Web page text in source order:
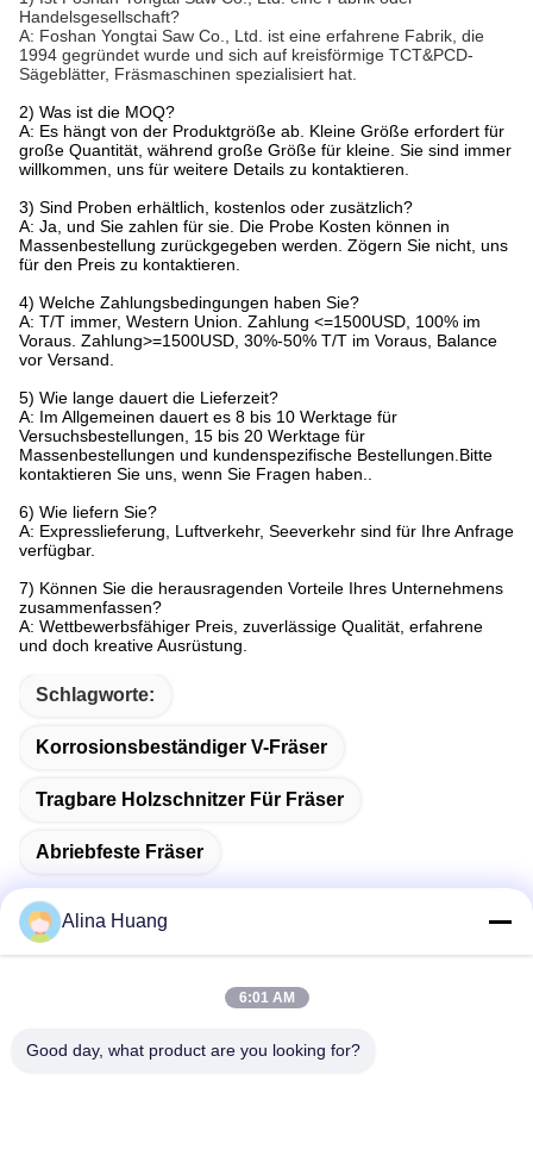
Handelsgesellschaft?
A: Foshan Yongtai Saw Co., Ltd. ist eine erfahrene Fabrik, die
1994 gegründet wurde und sich auf kreisförmige TCT&PCD-
Sägeblätter, Fräsmaschinen spezialisiert hat.
2) Was ist die MOQ?
A: Es hängt von der Produktgröße ab. Kleine Größe erfordert für
große Quantität, während große Größe für kleine. Sie sind immer
willkommen, uns für weitere Details zu kontaktieren.
3) Sind Proben erhältlich, kostenlos oder zusätzlich?
A: Ja, und Sie zahlen für sie. Die Probe Kosten können in
Massenbestellung zurückgegeben werden. Zögern Sie nicht, uns
für den Preis zu kontaktieren.
4) Welche Zahlungsbedingungen haben Sie?
A: T/T immer, Western Union. Zahlung <=1500USD, 100% im
Voraus. Zahlung>=1500USD, 30%-50% T/T im Voraus, Balance
vor Versand.
5) Wie lange dauert die Lieferzeit?
A: Im Allgemeinen dauert es 8 bis 10 Werktage für
Versuchsbestellungen, 15 bis 20 Werktage für
Massenbestellungen und kundenspezifische Bestellungen.Bitte
kontaktieren Sie uns, wenn Sie Fragen haben..
6) Wie liefern Sie?
A: Expresslieferung, Luftverkehr, Seeverkehr sind für Ihre Anfrage
verfügbar.
7) Können Sie die herausragenden Vorteile Ihres Unternehmens
zusammenfassen?
A: Wettbewerbsfähiger Preis, zuverlässige Qualität, erfahrene
und doch kreative Ausrüstung.
Schlagworte:
Korrosionsbeständiger V-Fräser
Tragbare Holzschnitzer Für Fräser
Abriebfeste Fräser
Schnelle Kontaktaufnahme
Anschrift
Alina Huang
6:01 AM
Good day, what product are you looking for?